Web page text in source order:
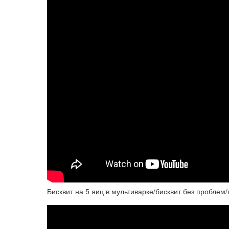
Бисквит на 5 яиц в мультиварке/бисквит без